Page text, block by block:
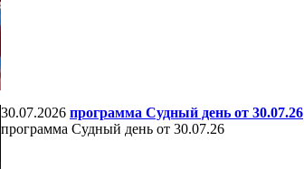
30.07.2026 программа Судный день от 30.07.26
программа Судный день от 30.07.26